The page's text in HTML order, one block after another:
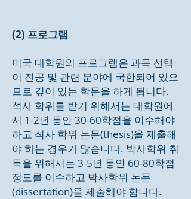
(2) 프로그램
미국 대학원의 프로그램은 과목 선택
이 전공 및 관련 분야에 국한되어 있으
므로 깊이 있는 학문을 하게 됩니다.
석사 학위를 받기 위해서는 대학원에
서 1-2년 동안 30-60학점을 이수해야
하고 석사 학위 논문(thesis)을 제출해
야 하는 경우가 많습니다. 박사학위 취
득을 위해서는 3-5년 동안 60-80학점
정도를 이수하고 박사학위 논문
(dissertation)을 제출해야 합니다.